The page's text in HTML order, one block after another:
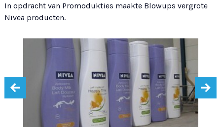
In opdracht van Promodukties maakte Blowups vergrote
Nivea producten.
‹ ›